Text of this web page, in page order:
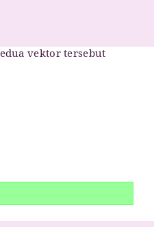
vektor tersebut